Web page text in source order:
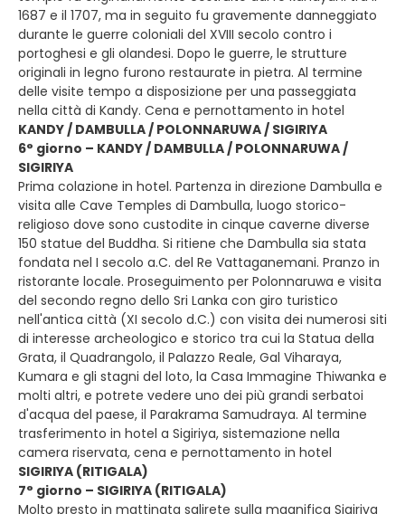
1687 e il 1707, ma in seguito fu gravemente danneggiato
durante le guerre coloniali del XVIII secolo contro i
portoghesi e gli olandesi. Dopo le guerre, le strutture
originali in legno furono restaurate in pietra. Al termine
delle visite tempo a disposizione per una passeggiata
nella città di Kandy. Cena e pernottamento in hotel
KANDY / DAMBULLA / POLONNARUWA / SIGIRIYA
6° giorno – KANDY / DAMBULLA / POLONNARUWA /
SIGIRIYA
Prima colazione in hotel. Partenza in direzione Dambulla e
visita alle Cave Temples di Dambulla, luogo storico-
religioso dove sono custodite in cinque caverne diverse
150 statue del Buddha. Si ritiene che Dambulla sia stata
fondata nel I secolo a.C. del Re Vattaganemani. Pranzo in
ristorante locale. Proseguimento per Polonnaruwa e visita
del secondo regno dello Sri Lanka con giro turistico
nell'antica città (XI secolo d.C.) con visita dei numerosi siti
di interesse archeologico e storico tra cui la Statua della
Grata, il Quadrangolo, il Palazzo Reale, Gal Viharaya,
Kumara e gli stagni del loto, la Casa Immagine Thiwanka e
molti altri, e potrete vedere uno dei più grandi serbatoi
d'acqua del paese, il Parakrama Samudraya. Al termine
trasferimento in hotel a Sigiriya, sistemazione nella
camera riservata, cena e pernottamento in hotel
SIGIRIYA (RITIGALA)
7° giorno – SIGIRIYA (RITIGALA)
Molto presto in mattinata salirete sulla magnifica Sigiriya